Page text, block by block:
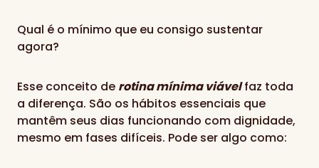
Qual é o mínimo que eu consigo sustentar
agora?
Esse conceito de rotina mínima viávelfaz toda
a diferença. São os hábitos essenciais que
mantêm seus dias funcionando com dignidade,
mesmo em fases difíceis. Pode ser algo como: